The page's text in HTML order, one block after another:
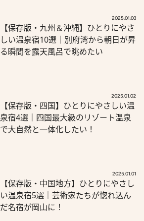
2025.01.03
【保存版・九州＆沖縄】ひとりにやさ
しい温泉宿10選｜別府湾から朝日が昇
る瞬間を露天風呂で眺めたい
2025.01.02
【保存版・四国】ひとりにやさしい温
泉宿4選｜四国最大級のリゾート温泉
で大自然と一体化したい！
2025.01.01
【保存版・中国地方】ひとりにやさし
い温泉宿5選｜芸術家たちが惚れ込ん
だ名宿が岡山に！